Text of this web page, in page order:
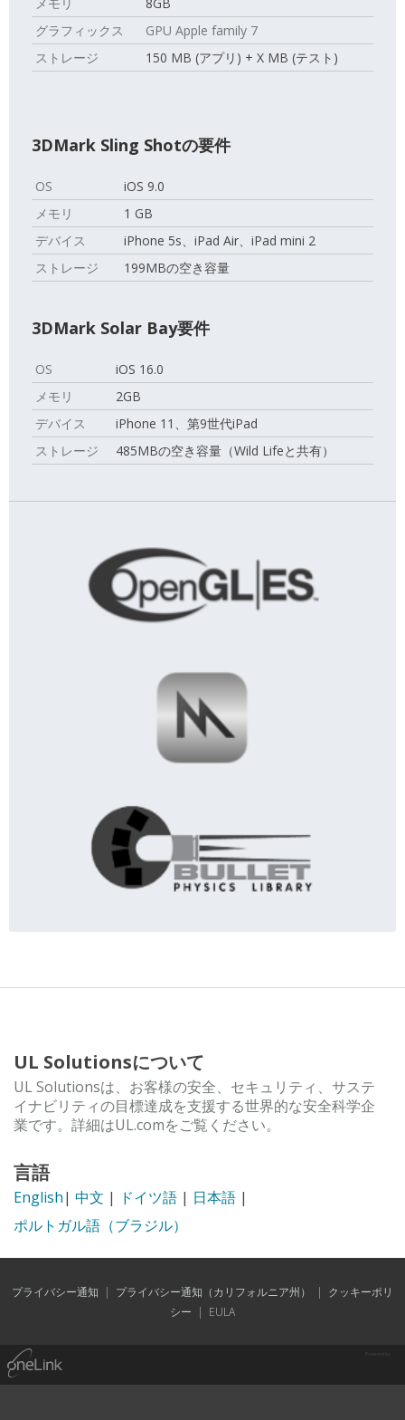
グラフィックス
GPU Apple family 7
ストレージ
150 MB (アプリ) + X MB (テスト)
3DMark Sling Shotの要件
OS
iOS 9.0
メモリ
1 GB
デバイス
iPhone 5s、iPad Air、iPad mini 2
ストレージ
199MBの空き容量
3DMark Solar Bay要件
OS
iOS 16.0
メモリ
2GB
デバイス
iPhone 11、第9世代iPad
ストレージ
485MBの空き容量（Wild Lifeと共有）
UL Solutionsについて
UL Solutionsは、お客様の安全、セキュリティ、サステ
イナビリティの目標達成を支援する世界的な安全科学企
業です。詳細はUL.comをご覧ください。
言語
English| 中文 | ドイツ語 | 日本語 |
ポルトガル語（ブラジル）
プライバシー通知 | プライバシー通知（カリフォルニア州） | クッキーポリ
シー | EULA